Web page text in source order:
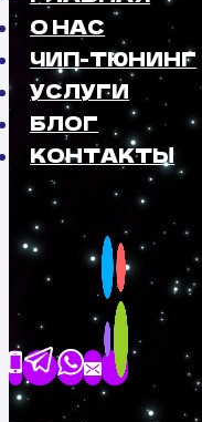
О НАС
ЧИП-ТЮНИНГ
УСЛУГИ
БЛОГ
КОНТАКТЫ